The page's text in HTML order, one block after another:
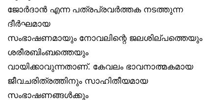
ജോർദാൻ എന്ന പത്രപ്രവർത്തക നടത്തുന്ന
ദീർഘമായ
സംഭാഷണമായും നോവലിന്റെ ജലശില്പത്തെയും
ശരീരബിംബത്തെയും
വായിക്കാവുന്നതാണ്. കേവലം ഭാവനാത്മകമായ
ജീവചരിത്രത്തിനും സാഹിതീയമായ
സംഭാഷണങ്ങൾക്കും